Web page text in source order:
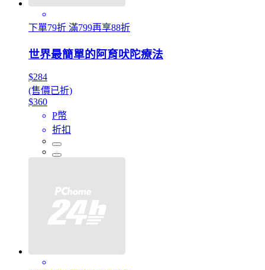
下單79折 滿799再享88折
世界最簡單的阿育吠陀療法
$284
(售價已折)
$360
P幣
折扣